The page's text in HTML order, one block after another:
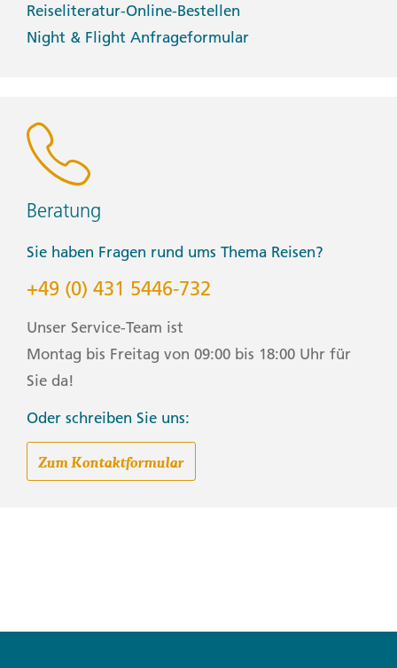
Reiseliteratur-Online-Bestellen
Night & Flight Anfrageformular
Beratung
Sie haben Fragen rund ums Thema Reisen?
+49 (0) 431 5446-732
Unser Service-Team ist
Montag bis Freitag von 09:00 bis 18:00 Uhr für
Sie da!
Oder schreiben Sie uns:
Zum Kontaktformular